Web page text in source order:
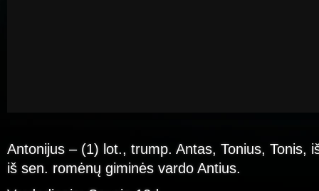
Antonijus – (1) lot., trump. Antas, Tonius, Tonis,
iš sen. romėnų giminės vardo Antius.